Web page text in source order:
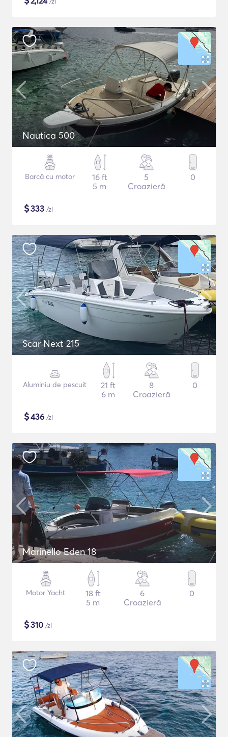
Nautica 500
Barcă cu motor
16 ft
5 m
5
Croazieră
0
$333 /zi
Scar Next 215
Aluminiu de pescuit
21 ft
6 m
8
Croazieră
0
$436 /zi
Marinello Eden 18
Motor Yacht
18 ft
5 m
6
Croazieră
0
$310 /zi